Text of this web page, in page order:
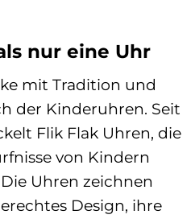
nur eine Uhr
mit Tradition und
der Kinderuhren. Seit
Flik Flak Uhren, die
von Kindern
Uhren zeichnen
Design, ihre